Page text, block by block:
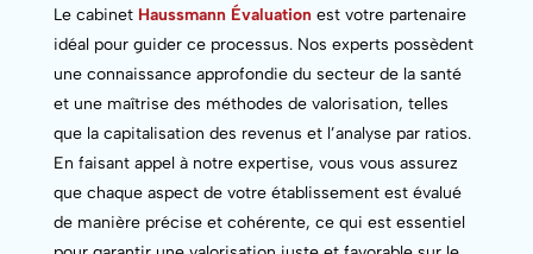
Le cabinet Haussmann Évaluation est votre partenaire
idéal pour guider ce processus. Nos experts possèdent
une connaissance approfondie du secteur de la santé
et une maîtrise des méthodes de valorisation, telles
que la capitalisation des revenus et l’analyse par ratios.
En faisant appel à notre expertise, vous vous assurez
que chaque aspect de votre établissement est évalué
de manière précise et cohérente, ce qui est essentiel